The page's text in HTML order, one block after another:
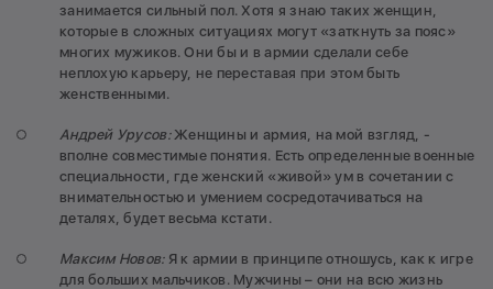
занимается сильный пол. Хотя я знаю таких женщин,
которые в сложных ситуациях могут «заткнуть за пояс»
многих мужиков. Они бы и в армии сделали себе
неплохую карьеру, не переставая при этом быть
женственными.
Андрей Урусов:Женщины и армия, на мой взгляд, -
вполне совместимые понятия. Есть определенные военные
специальности, где женский «живой» ум в сочетании с
внимательностью и умением сосредотачиваться на
деталях, будет весьма кстати.
Максим Новов:Я к армии в принципе отношусь, как к игре
для больших мальчиков. Мужчины – они на всю жизнь